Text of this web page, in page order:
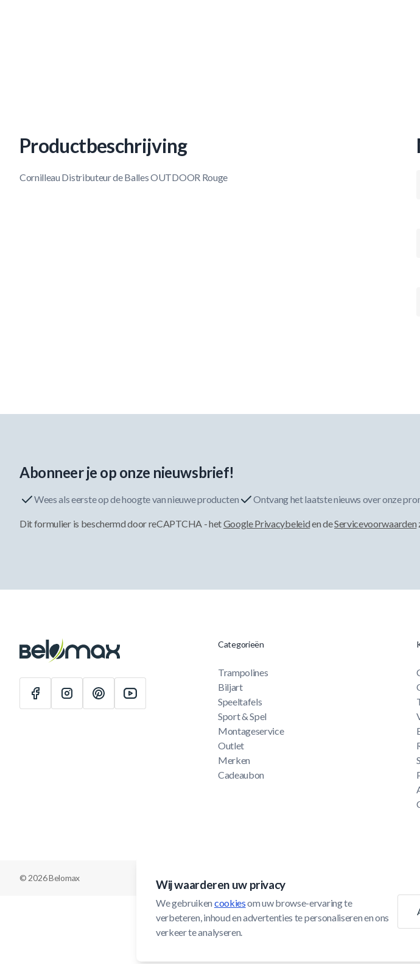
Productbeschrijving
Cornilleau Distributeur de Balles OUTDOOR Rouge
Wij waarderen uw privacy
We gebruiken cookies om uw browse-ervaring te
verbeteren, inhoud en advertenties te personaliseren en ons
verkeer te analyseren.
Abonneer je op onze nieuwsbrief!
Wees als eerste op de hoogte van nieuwe producten Ontvang het laatste nieuws over onze
Dit formulier is beschermd door reCAPTCHA - hetGoogle Privacybeleiden deServicevoorwaarden
Categorieën
Trampolines
Biljart
Speeltafels
Sport & Spel
Montageservice
Outlet
Merken
Cadeaubon
© 2026 Belomax